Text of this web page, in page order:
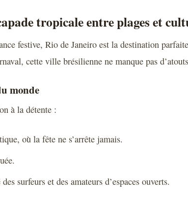
tropicale entre plages et
festive, Rio de Janeiro est la destination
cette ville brésilienne ne manque pas
monde
à la détente :
où la fête ne s’arrête jamais.
surfeurs et des amateurs d’espaces ouverts.